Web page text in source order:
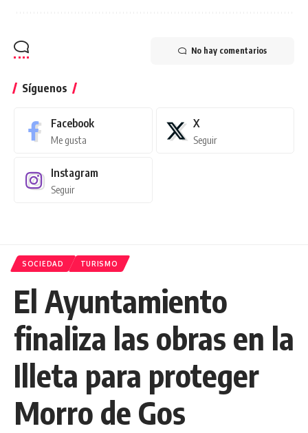
No hay comentarios
Síguenos
Facebook
Me gusta
X
Seguir
Instagram
Seguir
SOCIEDAD TURISMO
El Ayuntamiento
finaliza las obras en la
Illeta para proteger
Morro de Gos